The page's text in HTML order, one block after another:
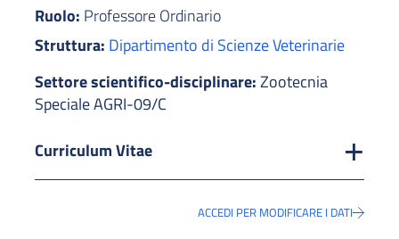
Ruolo: Professore Ordinario
Struttura: Dipartimento di Scienze Veterinarie
Settore scientifico-disciplinare:Zootecnia
Speciale AGRI-09/C
Curriculum Vitae
ACCEDI PER MODIFICARE I DATI